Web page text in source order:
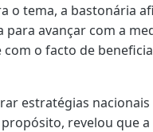
o tema, a bastonária
avançar com a
o facto de
estratégias
revelou que a